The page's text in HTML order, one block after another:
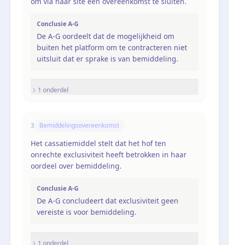
Conclusie A-G
De A-G oordeelt dat de mogelijkheid om
buiten het platform om te contracteren niet
uitsluit dat er sprake is van bemiddeling.
1 onderdel
3 Bemiddelingsovereenkomst
Het cassatiemiddel stelt dat het hof ten
onrechte exclusiviteit heeft betrokken in haar
oordeel over bemiddeling.
Conclusie A-G
De A-G concludeert dat exclusiviteit geen
vereiste is voor bemiddeling.
1 onderdel